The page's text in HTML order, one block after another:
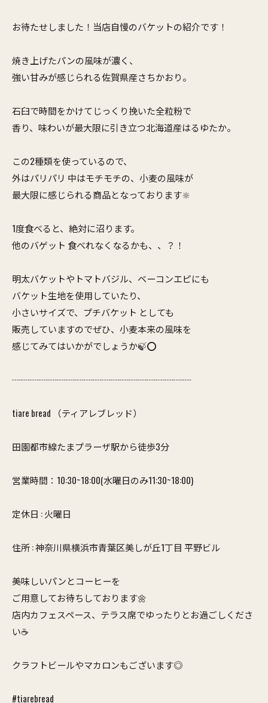
お待たせしました！当店自慢のバケットの紹介です！
焼き上げたパンの風味が濃く、
強い甘みが感じられる佐賀県産さちかおり。
石臼で時間をかけてじっくり挽いた全粒粉で
香り、味わいが最大限に引き立つ北海道産はるゆたか。
この2種類を使っているので、
外はパリパリ 中はモチモチの、小麦の風味が
最大限に感じられる商品となっております🔆
1度食べると、絶対に沼ります。
他のバゲット 食べれなくなるかも、、？！
明太バケットやトマトバジル、ベーコンエピにも
バケット生地を使用していたり、
小さいサイズで、プチバケット としても
販売していますのでぜひ、小麦本来の風味を
感じてみてはいかがでしょうか🍃⭕️
┈┈┈┈┈┈┈┈┈┈┈┈┈┈┈┈┈┈┈┈
tiare bread （ティアレブレッド）
田園都市線たまプラーザ駅から徒歩3分
営業時間：10:30~18:00(水曜日のみ11:30~18:00)
定休日 : 火曜日
住所 : 神奈川県横浜市青葉区美しが丘1丁目 平野ビル
美味しいパンとコーヒーを
ご用意してお待ちしております🌼
店内カフェスペース、テラス席でゆったりとお過ごしくださ
い☕️
クラフトビールやマカロンもございます◎
#tiarebread